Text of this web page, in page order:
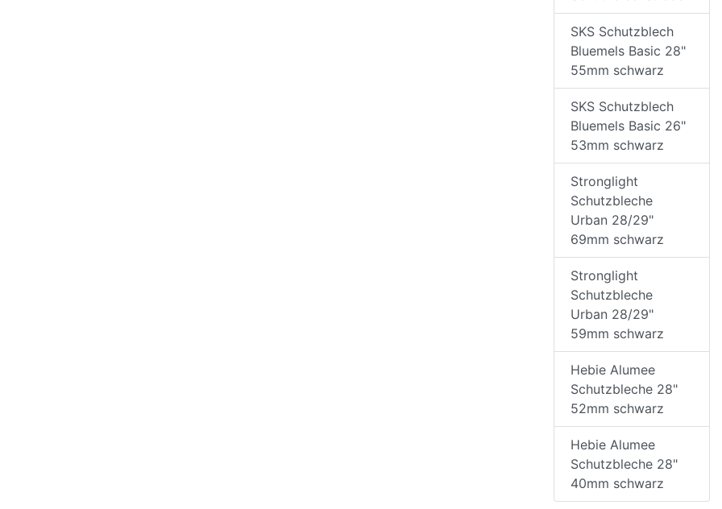
SKS Schutzblech
Bluemels Basic 28"
55mm schwarz
SKS Schutzblech
Bluemels Basic 26"
53mm schwarz
Stronglight
Schutzbleche
Urban 28/29"
69mm schwarz
Stronglight
Schutzbleche
Urban 28/29"
59mm schwarz
Hebie Alumee
Schutzbleche 28"
52mm schwarz
Hebie Alumee
Schutzbleche 28"
40mm schwarz